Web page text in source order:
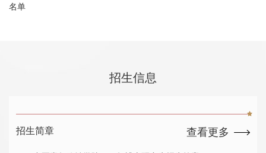
名单
招生信息
招生简章 查看更多